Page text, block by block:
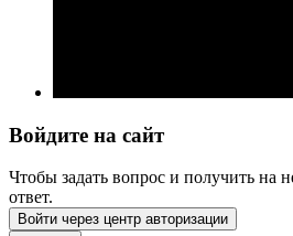
Войдите на сайт
Чтобы задать вопрос и получить на
ответ.
Войти через центр авторизации